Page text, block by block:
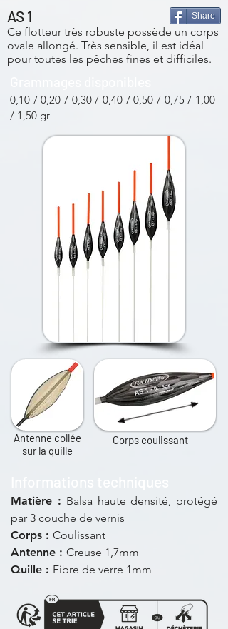
AS 1
Ce flotteur très robuste possède un corps
ovale allongé. Très sensible, il est idéal
pour toutes les pêches fines et difficiles.
Share
0,10 / 0,20 / 0,30 / 0,40 / 0,50 / 0,75 / 1,00
/ 1,50 gr
Antenne collée
sur la quille
Corps coulissant
Matière : Balsa haute densité, protégé
par 3 couche de vernis
Corps : Coulissant
Antenne : Creuse 1,7mm
Quille : Fibre de verre 1mm